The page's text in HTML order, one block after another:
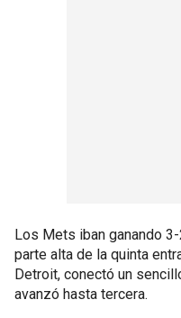
Los Mets iban ganando
parte alta de la quinta
Detroit, conectó un
avanzó hasta tercera.